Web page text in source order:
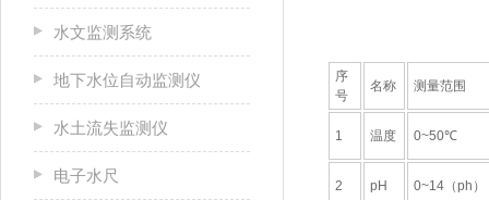
水文监测系统
地下水位自动监测仪
水土流失监测仪
电子水尺
序
号
名称 测量范围
1 温度 0~50℃
2 pH 0~14（ph）